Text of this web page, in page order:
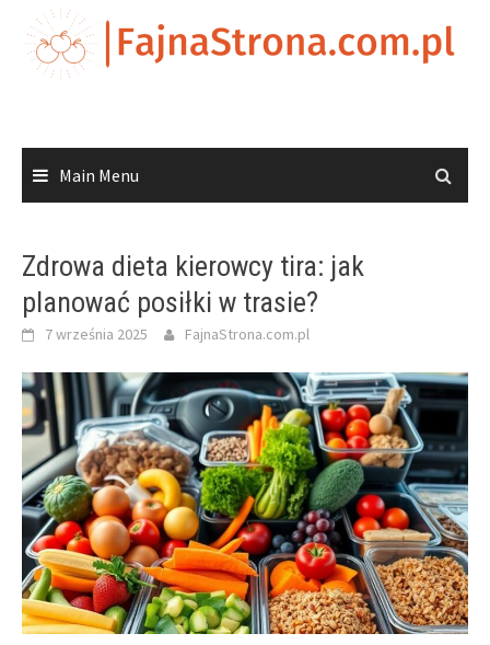
content
Main Menu
Zdrowa dieta kierowcy tira: jak
planować posiłki w trasie?
7 września 2025 FajnaStrona.com.pl